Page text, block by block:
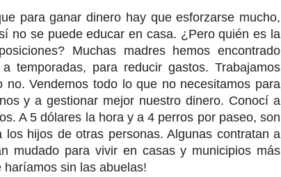
para ganar dinero hay que esforzarse mucho,
no se puede educar en casa. ¿Pero quién es la
Muchas madres hemos encontrado
temporadas, para reducir gastos. Trabajamos
Vendemos todo lo que no necesitamos para
y a gestionar mejor nuestro dinero. Conocí a
A 5 dólares la hora y a 4 perros por paseo, son
hijos de otras personas. Algunas contratan a
mudado para vivir en casas y municipios más
haríamos sin las abuelas!